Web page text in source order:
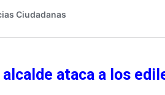
ataca a los